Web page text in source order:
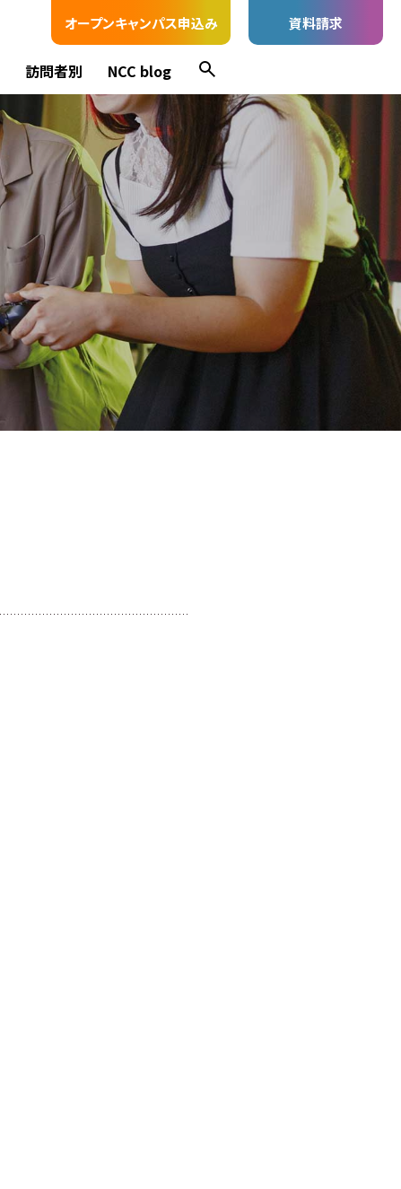
オープンキャンパス申込み 資料請求
訪問者別 NCC blog